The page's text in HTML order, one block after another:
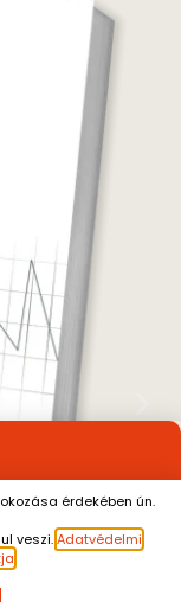
magyar
átvétel
rendeléseket
érdekében ún.
veszi.Adatvédelmi